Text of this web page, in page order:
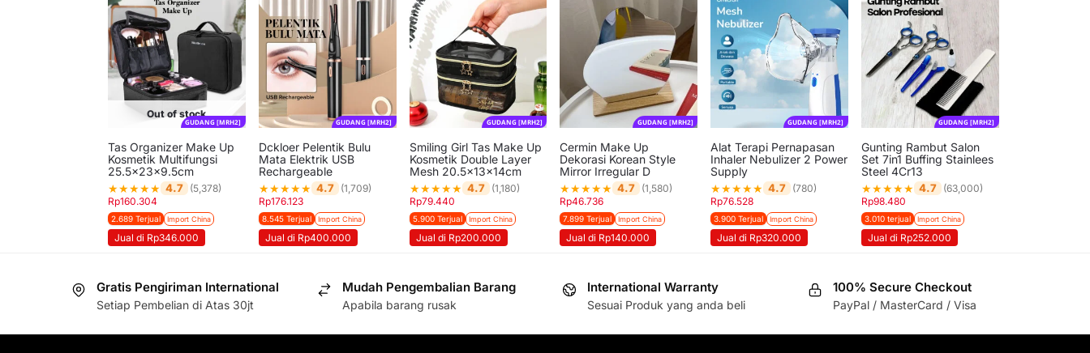
Out of stock
GUDANG [MRH2]
Tas Organizer Make Up
Kosmetik Multifungsi
25.5x23x9.5cm
★★★★★ 4.7
(5,378)
Rp160.304
2.689 Terjual Import China
Jual di Rp346.000
GUDANG [MRH2]
Dckloer Pelentik Bulu
Mata Elektrik USB
Rechargeable
★★★★★ 4.7
(1,709)
Rp176.123
8.545 Terjual Import China
Jual di Rp400.000
GUDANG [MRH2]
Smiling Girl Tas Make Up
Kosmetik Double Layer
Mesh 20.5x13x14cm
★★★★★ 4.7
(1,180)
Rp79.440
5.900 Terjual Import China
Jual di Rp200.000
GUDANG [MRH2]
Cermin Make Up
Dekorasi Korean Style
Mirror Irregular D
★★★★★ 4.7 (1,580)
Rp46.736
7.899 Terjual Import China
Jual di Rp140.000
GUDANG [MRH2]
Alat Terapi Pernapasan
Inhaler Nebulizer 2 Power
Supply
★★★★★ 4.7 (780)
Rp76.528
3.900 Terjual Import China
Jual di Rp320.000
GUDANG [MRH2]
Gunting Rambut Salon
Set 7in1 Buffing Stainlees
Steel 4Cr13
★★★★★ 4.7
(63,000)
Rp98.480
3.010 terjual Import China
Jual di Rp252.000
Gratis Pengiriman International
Setiap Pembelian di Atas 30jt
Mudah Pengembalian Barang
Apabila barang rusak
International Warranty
Sesuai Produk yang anda beli
100% Secure Checkout
PayPal / MasterCard / Visa